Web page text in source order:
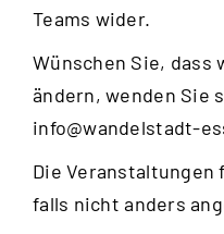
Teams wider.
Wünschen Sie, dass
ändern, wenden Sie
info@wandelstadt-
Die
falls nicht anders